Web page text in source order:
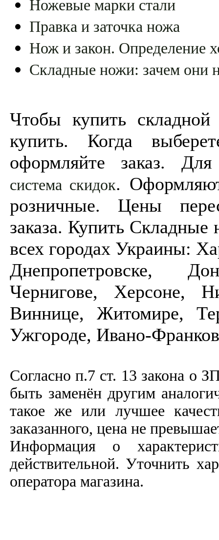
Ножевые марки стали
Правка и заточка ножа
Нож и закон. Определение
Складные ножи: зачем они
Чтобы купить
купить. Когда
оформляйте заказ.
система скидок.
розничные. Цены
заказа. Купить
всех городах Украины:
Днепропетровске,
Чернигове, Херсоне,
Виннице, Житомире,
Ужгороде, Ивано-
Согласно п.7 ст. 13 закона о
быть заменён другим
такое же или лучшее
заказанного, цена не
Информация о
действительной. Уточнить
оператора магазина.